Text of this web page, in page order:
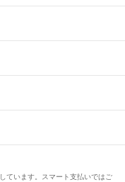
ています。スマート支払いではご